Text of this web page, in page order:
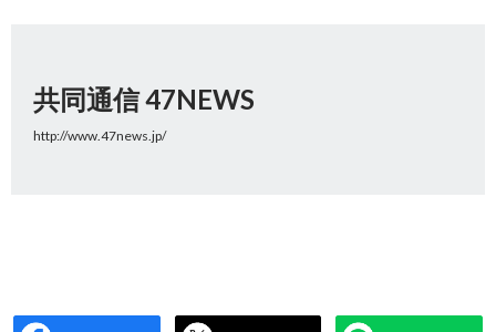
共同通信 47NEWS
http://www.47news.jp/